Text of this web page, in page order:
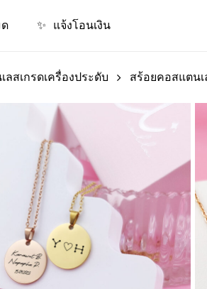
✨ แจ้งโอนเงิน
ลสเกรดเครื่องประดับ สร้อยคอสแตน